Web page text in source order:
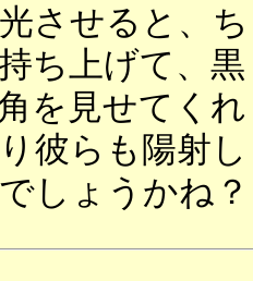
させると、ち
ち上げて、黒
を見せてくれ
彼らも陽射し
しょうかね？